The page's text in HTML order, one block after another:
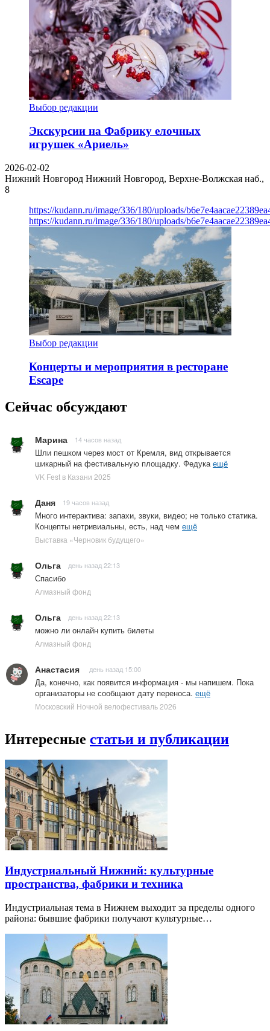
Выбор редакции
Экскурсии на Фабрику елочных
игрушек «Ариель»
2026-02-02
Нижний Новгород Нижний Новгород, Верхне-Волжская наб.,
8
https://kudann.ru/image/336/180/uploads/
https://kudann.ru/image/336/180/uploads/
Выбор редакции
Концерты и мероприятия в ресторане
Escape
Сейчас обсуждают
Марина 14 часов назад
Шли пешком через мост от Кремля, вид открывается
шикарный на фестивальную площадку. Федукаещё
VK Fest в Казани 2025
Даня 19 часов назад
Много интерактива: запахи, звуки, видео; не только статика.
Концепты нетривиальны, есть, над чем ещё
Выставка «Черновик будущего»
Ольга день назад 22:13
Спасибо
Алмазный фонд
Ольга день назад 22:13
можно ли онлайн купить билеты
Алмазный фонд
Анастасия день назад 15:00
Да, конечно, как появится информация - мы напишем. Пока
организаторы не сообщают дату переноса. ещё
Московский Ночной велофестиваль 2026
Интересные статьи и публикации
Индустриальный Нижний: культурные
пространства, фабрики и техника
Индустриальная тема в Нижнем выходит за пределы одного
района: бывшие фабрики получают культурные…